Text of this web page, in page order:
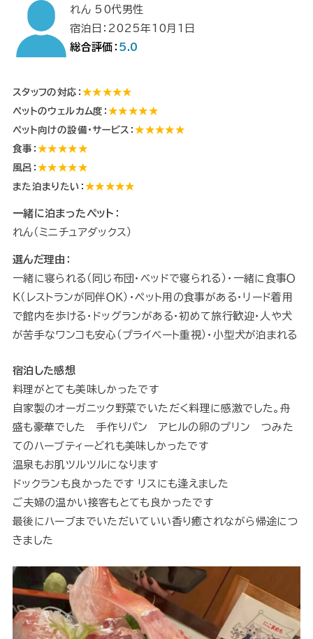
れん 50代男性
宿泊日：2025年10月1日
総合評価： 5.0
スタッフの対応： ★★★★★
ペットのウェルカム度：★★★★★
ペット向けの設備・サービス：★★★★★
食事：★★★★★
風呂：★★★★★
また泊まりたい： ★★★★★
一緒に泊まったペット：
れん（ミニチュアダックス）
選んだ理由：
一緒に寝られる（同じ布団・ベッドで寝られる）・一緒に食事Ｏ
Ｋ（レストランが同伴ＯＫ）・ペット用の食事がある・リード着用
で館内を歩ける・ドッグランがある・初めて旅行歓迎・人や犬
が苦手なワンコも安心（プライベート重視）・小型犬が泊まれる
宿泊した感想
料理がとても美味しかったです
自家製のオーガニック野菜でいただく料理に感激でした。舟
盛も豪華でした 手作りパン アヒルの卵のプリン つみた
てのハーブティーどれも美味しかったです
温泉もお肌ツルツルになります
ドックランも良かったです リスにも逢えました
ご夫婦の温かい接客もとても良かったです
最後にハーブまでいただいていい香り癒されながら帰途につ
きました